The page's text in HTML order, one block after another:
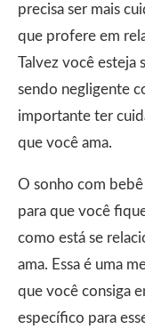
precisa ser mais
que profere em
Talvez você esteja
sendo negligente
importante ter
que você ama.
O sonho com
para que você
como está se
ama. Essa é uma
que você consiga
específico para